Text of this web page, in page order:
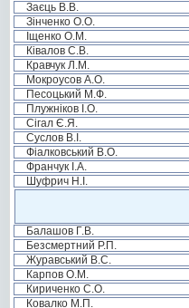
Заєць В.В.
Зінченко О.О.
Іщенко О.М.
Ківалов С.В.
Кравчук Л.М.
Мокроусов А.О.
Песоцький М.Ф.
Плужніков І.О.
Сігал Є.Я.
Суслов В.І.
Фіалковський В.О.
Франчук І.А.
Шуфрич Н.І.
Балашов Г.В.
Безсмертний Р.П.
Журавський В.С.
Карпов О.М.
Кириченко С.О.
Ковалко М.П.